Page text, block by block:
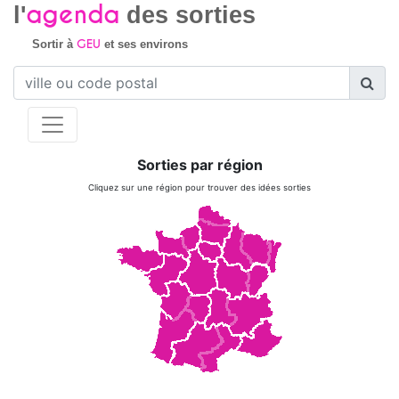
l'agenda des sorties
Sortir à GEU et ses environs
Sorties par région
Cliquez sur une région pour trouver des idées sorties